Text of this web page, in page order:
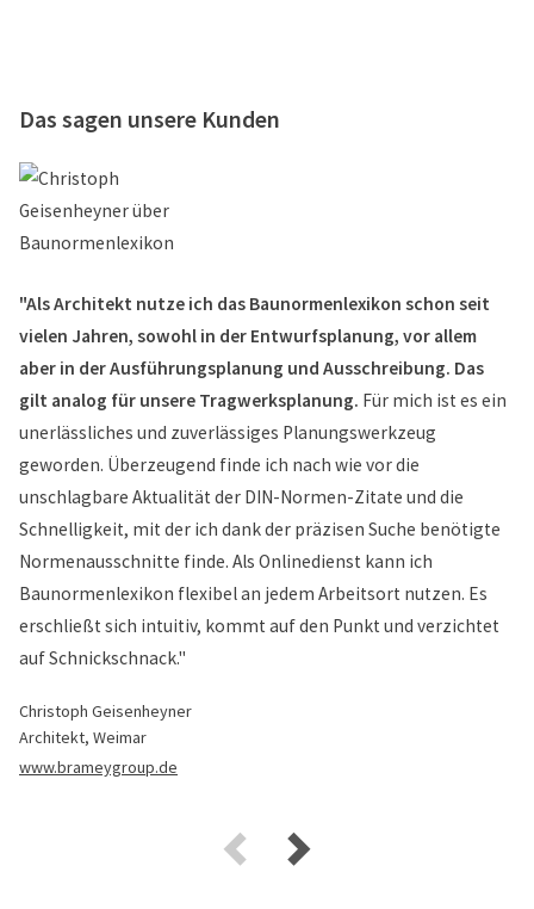
Das sagen unsere Kunden
"Als Architekt nutze ich das Baunormenlexikon schon seit
vielen Jahren, sowohl in der Entwurfsplanung, vor allem
aber in der Ausführungsplanung und Ausschreibung. Das
gilt analog für unsere Tragwerksplanung. Für mich ist es ein
unerlässliches und zuverlässiges Planungswerkzeug
geworden. Überzeugend finde ich nach wie vor die
unschlagbare Aktualität der DIN-Normen-Zitate und die
Schnelligkeit, mit der ich dank der präzisen Suche benötigte
Normenausschnitte finde. Als Onlinedienst kann ich
Baunormenlexikon flexibel an jedem Arbeitsort nutzen. Es
erschließt sich intuitiv, kommt auf den Punkt und verzichtet
auf Schnickschnack."
Christoph Geisenheyner
Architekt, Weimar
www.brameygroup.de